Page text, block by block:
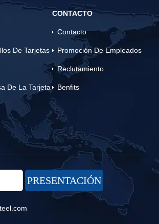
De Tarjetas
De La Tarjeta
CONTACTO
Contacto
Promoción De Empleados
Reclutamiento
Benfits